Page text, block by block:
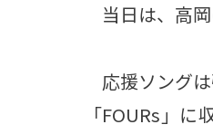
当日は、高岡
応援ソング
「FOURs」